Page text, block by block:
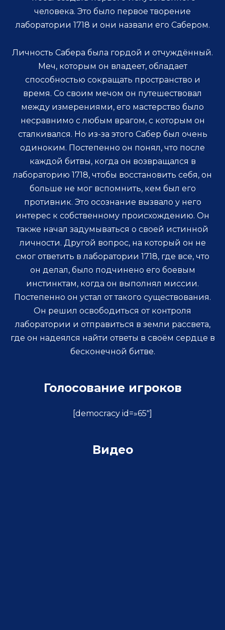
человека. Это было первое творение
лаборатории 1718 и они назвали его Сабером.
Личность Сабера была гордой и отчуждённый.
Меч, которым он владеет, обладает
способностью сокращать пространство и
время. Со своим мечом он путешествовал
между измерениями, его мастерство было
несравнимо с любым врагом, с которым он
сталкивался. Но из-за этого Сабер был очень
одиноким. Постепенно он понял, что после
каждой битвы, когда он возвращался в
лабораторию 1718, чтобы восстановить себя, он
больше не мог вспомнить, кем был его
противник. Это осознание вызвало у него
интерес к собственному происхождению. Он
также начал задумываться о своей истинной
личности. Другой вопрос, на который он не
смог ответить в лаборатории 1718, где все, что
он делал, было подчинено его боевым
инстинктам, когда он выполнял миссии.
Постепенно он устал от такого существования.
Он решил освободиться от контроля
лаборатории и отправиться в земли рассвета,
где он надеялся найти ответы в своём сердце в
бесконечной битве.
Голосование игроков
[democracy id=»65″]
Видео